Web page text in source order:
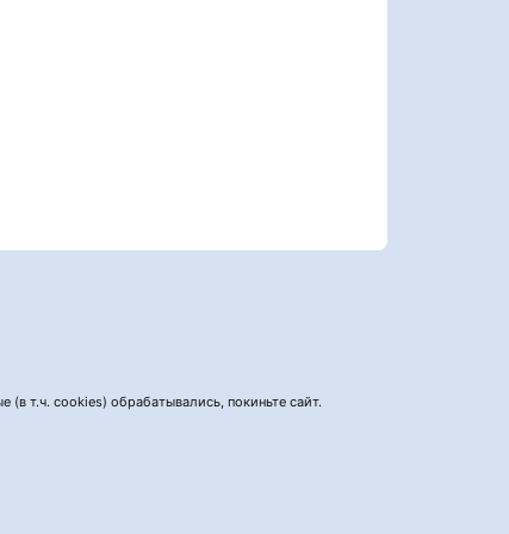
(в т.ч. cookies) обрабатывались, покиньте сайт.